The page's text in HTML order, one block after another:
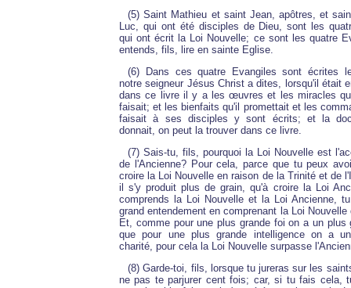
(5) Saint Mathieu et saint Jean, apôtres, et
Luc, qui ont été disciples de Dieu, sont les
qui ont écrit la Loi Nouvelle; ce sont les quatre
entends, fils, lire en sainte Eglise.
(6) Dans ces quatre Evangiles sont écrites
notre seigneur Jésus Christ a dites, lorsqu'il était
dans ce livre il y a les œuvres et les miracles
faisait; et les bienfaits qu'il promettait et les
faisait à ses disciples y sont écrits; et la
donnait, on peut la trouver dans ce livre.
(7) Sais-tu, fils, pourquoi la Loi Nouvelle est
de l'Ancienne? Pour cela, parce que tu peux
croire la Loi Nouvelle en raison de la Trinité et de
il s'y produit plus de grain, qu'à croire la Loi
comprends la Loi Nouvelle et la Loi Ancienne,
grand entendement en comprenant la Loi Nouvelle
Et, comme pour une plus grande foi on a un plus
que pour une plus grande intelligence on a
charité, pour cela la Loi Nouvelle surpasse
(8) Garde-toi, fils, lorsque tu jureras sur les
ne pas te parjurer cent fois; car, si tu fais cela,